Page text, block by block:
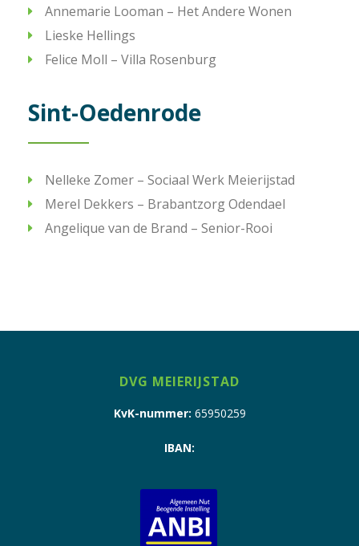
Annemarie Looman – Het Andere Wonen
Lieske Hellings
Felice Moll – Villa Rosenburg
Sint-Oedenrode
Nelleke Zomer – Sociaal Werk Meierijstad
Merel Dekkers – Brabantzorg Odendael
Angelique van de Brand – Senior-Rooi
DVG MEIERIJSTAD
KvK-nummer: 65950259
IBAN: